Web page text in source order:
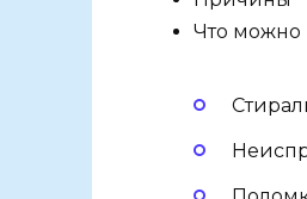
Что можно